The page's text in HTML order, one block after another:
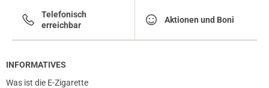
Telefonisch
erreichbar
Aktionen und Boni
INFORMATIVES
Was ist die E-Zigarette